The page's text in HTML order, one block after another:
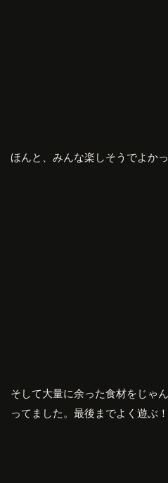
ほんと、みんな楽しそうでよか
そして大量に余った食材をじゃ
ってました。最後までよく遊ぶ！